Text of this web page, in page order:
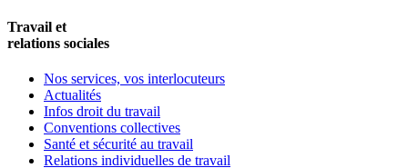
Travail et
relations sociales
Nos services, vos interlocuteurs
Actualités
Infos droit du travail
Conventions collectives
Santé et sécurité au travail
Relations individuelles de travail